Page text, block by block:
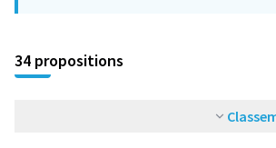
34 propositions